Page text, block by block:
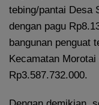
tebing/pantai Desa
dengan pagu
bangunan penguat
Kecamatan
Rp3.587.732.000.